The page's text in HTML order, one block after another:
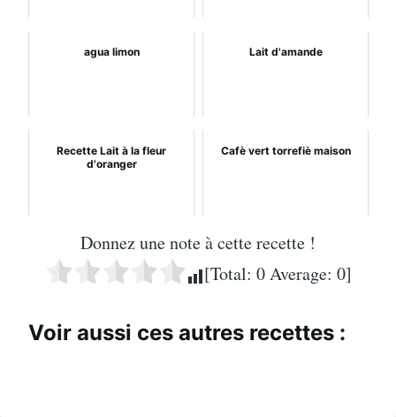
agua limon Lait d'amande
Recette Lait à la fleur
d'oranger
Cafè vert torrefiè maison
Donnez une note à cette recette !
[Total: 0Average: 0]
Voir aussi ces autres recettes :